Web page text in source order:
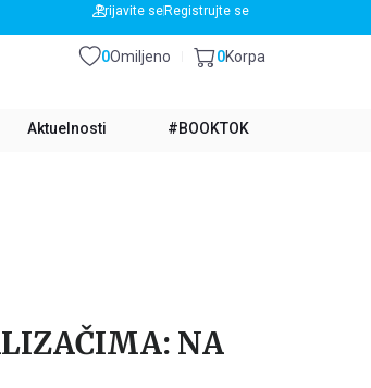
DOSTAVA ZA IZNOS PREKO 3500 RSD
Prijavite se Registrujte se
Omiljeno
0 Korpa
0
Aktuelnosti #BOOKTOK
NA